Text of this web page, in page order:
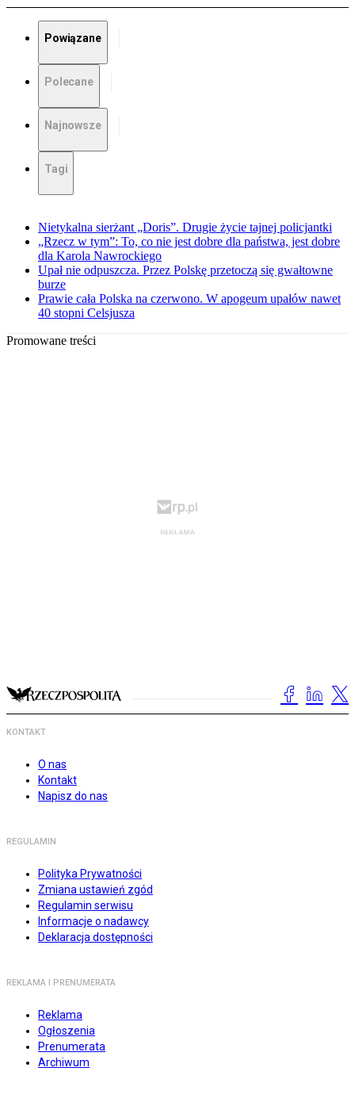
Powiązane
Polecane
Najnowsze
Tagi
Nietykalna sierżant „Doris”. Drugie życie tajnej policjantki
„Rzecz w tym”: To, co nie jest dobre dla państwa, jest dobre
dla Karola Nawrockiego
Upał nie odpuszcza. Przez Polskę przetoczą się gwałtowne
burze
Prawie cała Polska na czerwono. W apogeum upałów nawet
40 stopni Celsjusza
Promowane treści
KONTAKT
O nas
Kontakt
Napisz do nas
REGULAMIN
Polityka Prywatności
Zmiana ustawień zgód
Regulamin serwisu
Informacje o nadawcy
Deklaracja dostępności
REKLAMA I PRENUMERATA
Reklama
Ogłoszenia
Prenumerata
Archiwum